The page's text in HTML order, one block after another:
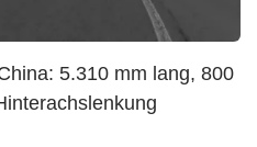
5.310 mm lang, 800